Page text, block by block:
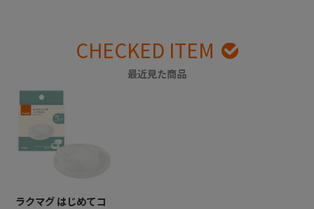
CHECKED ITEM
最近見た商品
ラクマグ はじめてコ